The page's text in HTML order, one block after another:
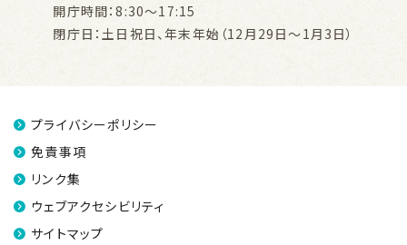
開庁時間：8:30～17:15
閉庁日：土日祝日、年末年始（12月29日～1月3日）
プライバシーポリシー
免責事項
リンク集
ウェブアクセシビリティ
サイトマップ